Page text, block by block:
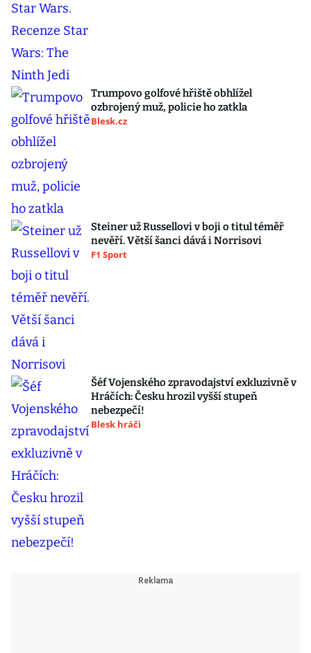
Trumpovo golfové hřiště obhlížel
ozbrojený muž, policie ho zatkla
Blesk.cz
Steiner už Russellovi v boji o titul téměř
nevěří. Větší šanci dává i Norrisovi
F1 Sport
Šéf Vojenského zpravodajství exkluzivně v
Hráčích: Česku hrozil vyšší stupeň
nebezpečí!
Blesk hráči